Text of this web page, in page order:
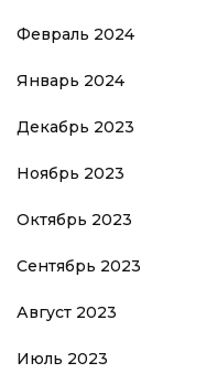
Февраль 2024
Январь 2024
Декабрь 2023
Ноябрь 2023
Октябрь 2023
Сентябрь 2023
Август 2023
Июль 2023